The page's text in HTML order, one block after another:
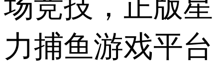
力捕鱼游戏平台